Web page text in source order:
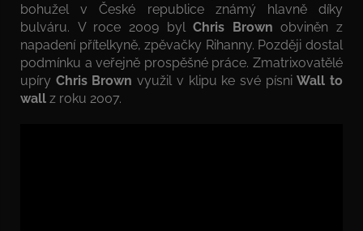
bohužel v České republice známý hlavně díky
bulváru. V roce 2009 bylChris Brown obviněn z
napadení přítelkyně, zpěvačky Rihanny. Později dostal
podmínku a veřejně prospěšné práce. Zmatrixovatělé
upíry Chris Brown využil v klipu ke své písniWall to
wall z roku 2007.